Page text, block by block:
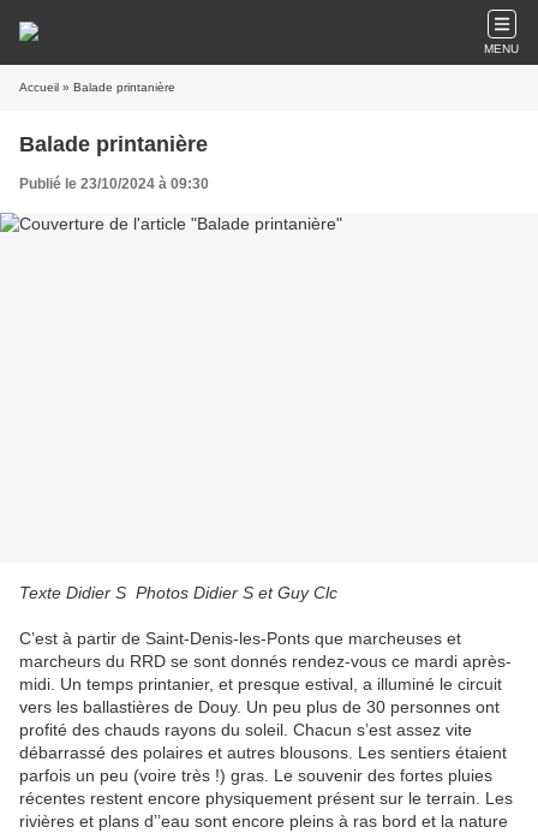
MENU
Accueil » Balade printanière
Balade printanière
Publié le 23/10/2024 à 09:30
Texte Didier S Photos Didier S et Guy Clc
C’est à partir de Saint-Denis-les-Ponts que marcheuses et
marcheurs du RRD se sont donnés rendez-vous ce mardi après-
midi. Un temps printanier, et presque estival, a illuminé le circuit
vers les ballastières de Douy. Un peu plus de 30 personnes ont
profité des chauds rayons du soleil. Chacun s’est assez vite
débarrassé des polaires et autres blousons. Les sentiers étaient
parfois un peu (voire très !) gras. Le souvenir des fortes pluies
récentes restent encore physiquement présent sur le terrain. Les
rivières et plans d’’eau sont encore pleins à ras bord et la nature